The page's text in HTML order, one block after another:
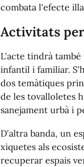
combata l'efecte
Activitats
L'acte tindrà
infantil i familiar.
dos temàtiques
de les tovalloletes
sanejament urbà i
D'altra banda, un
xiquetes als
recuperar espais